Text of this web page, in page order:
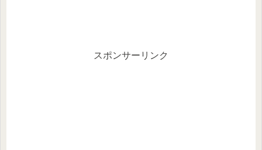
スポンサーリンク